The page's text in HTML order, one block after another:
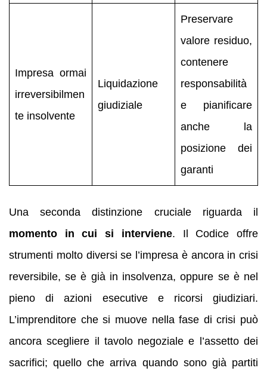
Impresa ormai
irreversibilmen
te insolvente
Liquidazione
giudiziale
Preservare
valore residuo,
contenere
responsabilità
e pianificare
anche la
posizione dei
garanti
Una seconda distinzione cruciale riguarda il
momento in cui si interviene. Il Codice offre
strumenti molto diversi se l’impresa è ancora in crisi
reversibile, se è già in insolvenza, oppure se è nel
pieno di azioni esecutive e ricorsi giudiziari.
L’imprenditore che si muove nella fase di crisi può
ancora scegliere il tavolo negoziale e l’assetto dei
sacrifici; quello che arriva quando sono già partiti